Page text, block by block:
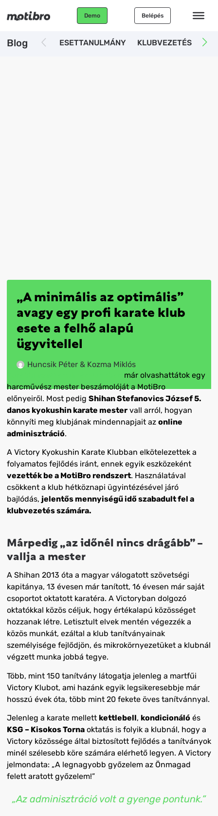
Demo Belépés
Blog ESETTANULMÁNY KLUBVEZETÉS
„A minimális az optimális”
avagy egy profi karate klub
esete a felhő alapú
ügyvitellel
Huncsik Péter & Kozma Miklós
már olvashattátok egy
harcművész mester beszámolóját a MotiBro
előnyeiről. Most pedig Shihan Stefanovics József 5.
danos kyokushin karate mester vall arról, hogyan
könnyíti meg klubjának mindennapjait az online
adminisztráció.
A Victory Kyokushin Karate Klubban elkötelezettek a
folyamatos fejlődés iránt, ennek egyik eszközeként
vezették be a MotiBro rendszert. Használatával
csökkent a klub hétköznapi ügyintézésével járó
bajlódás, jelentős mennyiségű idő szabadult fel a
klubvezetés számára.
Márpedig „az időnél nincs drágább” –
vallja a mester
A Shihan 2013 óta a magyar válogatott szövetségi
kapitánya, 13 évesen már tanított, 16 évesen már saját
csoportot oktatott karatéra. A Victoryban dolgozó
oktatókkal közös céljuk, hogy értékalapú közösséget
hozzanak létre. Letisztult elvek mentén végezzék a
közös munkát, ezáltal a klub tanítványainak
személyisége fejlődjön, és mikrokörnyezetüket a klubnál
végzett munka jobbá tegye.
Több, mint 150 tanítvány látogatja jelenleg a martfűi
Victory Klubot, ami hazánk egyik legsikeresebbje már
hosszú évek óta, több mint 20 fekete öves tanítvánnyal.
Jelenleg a karate mellett kettlebell, kondicionáló és
KSG – Kisokos Torna oktatás is folyik a klubnál, hogy a
Victory közössége által biztosított fejlődés a tanítványok
minél szélesebb köre számára elérhető legyen. A Victory
jelmondata: „A legnagyobb győzelem az Önmagad
felett aratott győzelem!”
„Az adminisztráció volt a gyenge pontunk.”